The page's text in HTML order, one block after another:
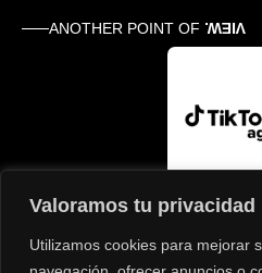
Valoramos tu privacidad
Utilizamos cookies para mejorar
ANOTHER POINT OF VIEW.